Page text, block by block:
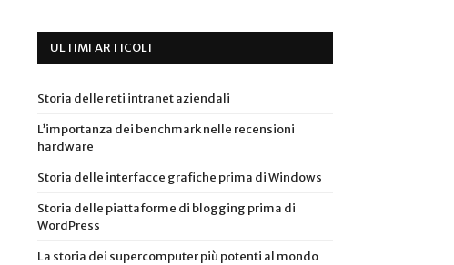
ULTIMI ARTICOLI
Storia delle reti intranet aziendali
L’importanza dei benchmark nelle recensioni
hardware
Storia delle interfacce grafiche prima di Windows
Storia delle piattaforme di blogging prima di
WordPress
La storia dei supercomputer più potenti al mondo